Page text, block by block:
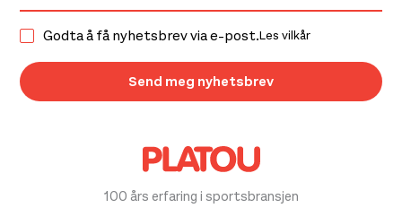
100 års erfaring i sportsbransjen
Godta å få nyhetsbrev via e-post.Les vilkår